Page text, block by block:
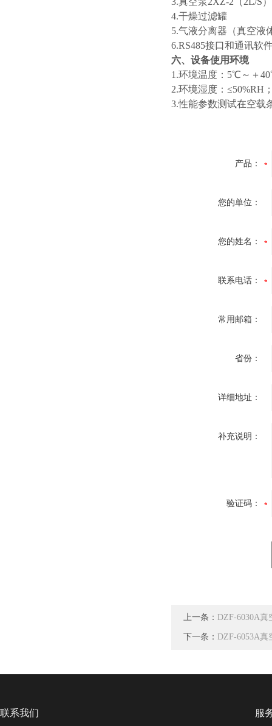
4.干燥过滤罐
5.气液分离器（真空液
6.RS485接口和通讯软
六、设备使用环境
1.环境温度：5℃～＋
2.环境湿度：≤50%RH
3.性能参数测试在空载
产品：
您的单位：
您的姓名：
联系电话：
常用邮箱：
省份：
详细地址：
补充说明：
验证码：
上一条： DZF-6030A真
下一条： DZF-6053A真
联系我们 服